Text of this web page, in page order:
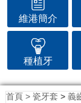
維港簡介
種植牙
首頁 > 瓷牙套 > 義